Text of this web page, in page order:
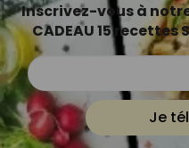
Inscrivez-vous à
CADEAU 15 recettes
Je